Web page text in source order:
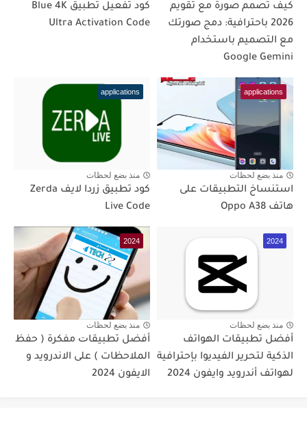
كيف تصمم صورة مع تقويم
2026 باحترافية: دمج صورتك
مع التصميم باستخدام
Google Gemini
كود تفعيل تطبيق Blue 4K
Ultra Activation Code
applications
منذ بضع لحظات
استنساخ التطبيقات على
هاتف Oppo A38
applications
منذ بضع لحظات
كود تطبيق زردا لايف Zerda
Live Code
2024
منذ بضع لحظات
أفضل تطبيقات الهواتف
الذكية لتحرير الفيديوا بإحترافية
لهواتف أندرويد وايفون 2024
2024
منذ بضع لحظات
أفضل ﺗﻄﺒﻴﻘﺎﺕ مفكرة ( حفظ
الملاحظات ) على الاندرويد و
الايفون 2024